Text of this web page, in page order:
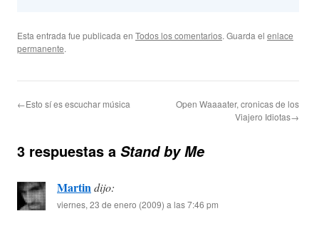
Esta entrada fue publicada en Todos los comentarios. Guarda el enlace
permanente.
←Esto sí es escuchar música
Open Waaaater, cronicas de los
Viajero Idiotas→
3 respuestas a Stand by Me
Martindijo:
viernes, 23 de enero (2009) a las 7:46 pm